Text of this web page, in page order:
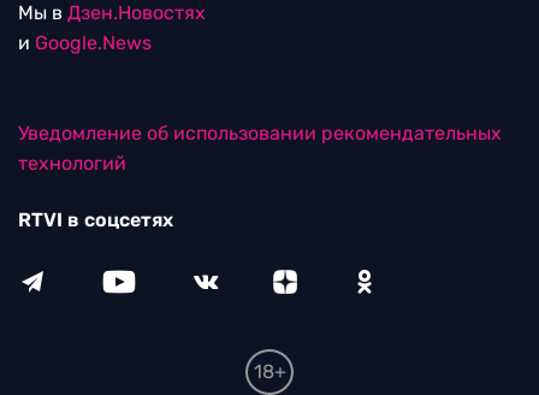
Мы в Дзен.Новостях
и Google.News
Уведомление об использовании рекомендательных
технологий
RTVI в соцсетях
18+